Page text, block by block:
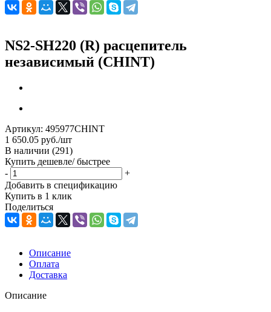
NS2-SH220 (R) расцепитель
независимый (CHINT)
Артикул: 495977CHINT
1 650.05 руб./шт
В наличии (291)
Купить дешевле/ быстрее
-
+
Добавить в спецификацию
Купить в 1 клик
Поделиться
Описание
Оплата
Доставка
Описание